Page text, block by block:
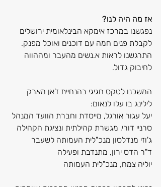
אז מה היה לנו?
נפגשנו במרכז אימקא הבינלאומית ירושלים
לקבלת פנים חמה עם דוכנים ואוכל מפנק.
התרגשנו לראות א.נשים מהעבר ומההווה
לחיבוק גדול.
המשכנו לטקס חגיגי בהנחיית ז'אן מארק
לילינג בו עלו לנאום:
יעל עגור אורגל, מייסדת וחברת הוועד המנהל
סרניי דורי, מגשרת קהילתית ונציגת הקהילה
ג'וזי מנדלסון מנכ"לית העמותה לשעבר
ד"ר הדס ירון, מתנדבת ופעילה
יוליה צמח, מנכ"לית העמותה